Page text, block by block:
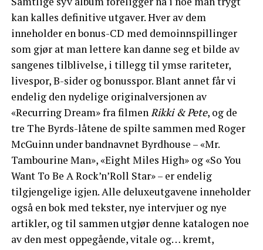
kan kalles definitive utgaver. Hver av dem
inneholder en bonus-CD med demoinnspillinger
som gjør at man lettere kan danne seg et bilde av
sangenes tilblivelse, i tillegg til ymse rariteter,
livespor, B-sider og bonusspor. Blant annet får vi
endelig den nydelige originalversjonen av
«Recurring Dream» fra filmenRikki & Pete, og de
tre The Byrds-låtene de spilte sammen med Roger
McGuinn under bandnavnet Byrdhouse – «Mr.
Tambourine Man», «Eight Miles High» og «So You
Want To Be A Rock’n’Roll Star» – er endelig
tilgjengelige igjen. Alle deluxeutgavene inneholder
også en bok med tekster, nye intervjuer og nye
artikler, og til sammen utgjør denne katalogen noe
av den mest oppegående, vitale og… kremt,